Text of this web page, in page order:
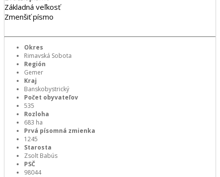
Základná veľkosť
Zmenšiť písmo
Okres
Rimavská Sobota
Región
Gemer
Kraj
Banskobystrický
Počet obyvateľov
535
Rozloha
683 ha
Prvá písomná zmienka
1245
Starosta
Zsolt Babús
PSČ
98044